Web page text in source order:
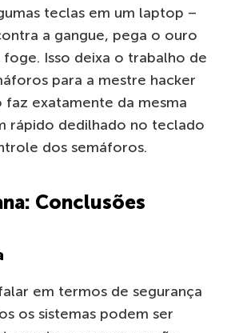
teclas em um laptop –
a gangue, pega o ouro
foge. Isso deixa o trabalho de
para a mestre hacker
faz exatamente da mesma
rápido dedilhado no teclado
dos semáforos.
Conclusões
em termos de segurança
os sistemas podem ser